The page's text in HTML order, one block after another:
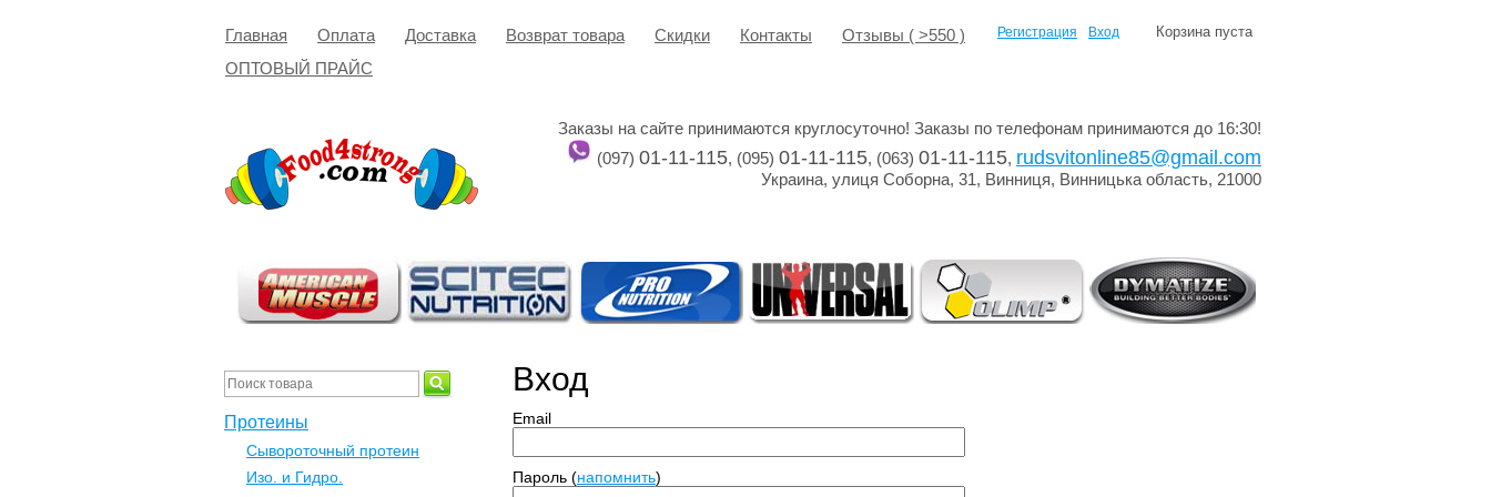
Главная Оплата Доставка Возврат товара Cкидки Контакты
Отзывы ( >550 )
ОПТОВЫЙ ПРАЙС
Корзина пуста
Регистрация Вход
Заказы на сайте принимаются круглосуточно! Заказы по телефонам принимаются до 16:30!
(097) 01-11-115, (095) 01-11-115, (063) 01-11-115, rudsvitonline85@gmail.com
Украина, улиця Соборна, 31, Винниця, Винницька область, 21000
Вход
Email
Пароль (напомнить)
Протеины
Сывороточный протеин
Изо. и Гидро.